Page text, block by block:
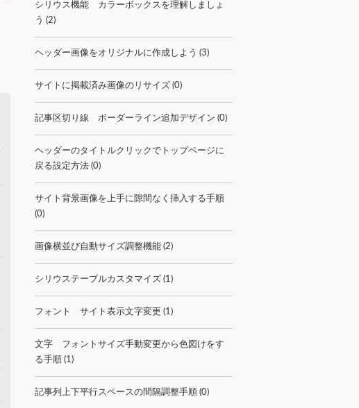
シリウス機能 カラーボックスを理解しましょ
う (2)
ヘッダー画像をオリジナルに作成しよう (3)
サイトに掲載済み画像のリサイズ (0)
記事区切り線 ボーダーライン追加デザイン (0)
ヘッダーのタイトルクリックでトップページに
戻る設定方法 (0)
サイト背景画像を上手に隙間なく挿入する手順
(0)
画像横並び自動サイズ調整機能 (2)
シリウステーブルカスタマイズ (1)
フォント サイト表示文字変更 (1)
文字 フォントサイズ手動変更から色図けをす
る手順 (1)
記事列上下平行スペースの間隔調整手順 (0)